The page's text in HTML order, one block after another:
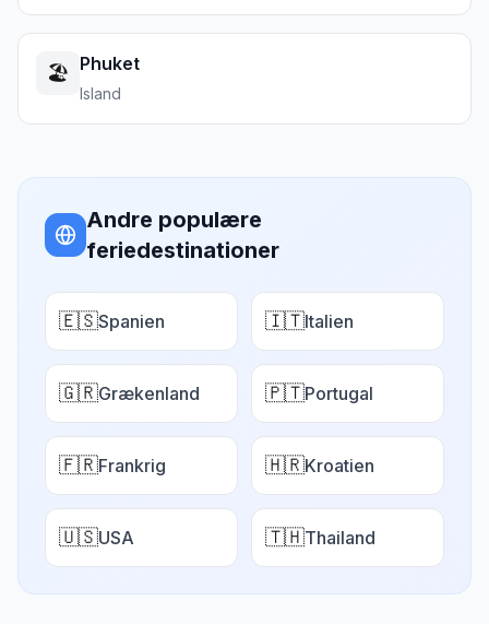
🏖️ Phuket
Island
Andre populære
feriedestinationer
🇪🇸Spanien 🇮🇹Italien
🇬🇷Grækenland 🇵🇹Portugal
🇫🇷Frankrig 🇭🇷Kroatien
🇺🇸USA 🇹🇭Thailand